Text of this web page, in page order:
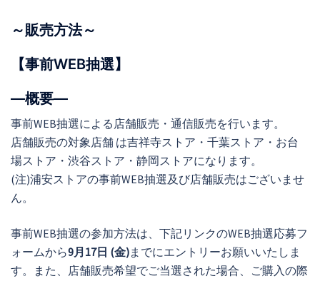
～販売方法～
【事前WEB抽選】
―概要―
事前WEB抽選による店舗販売・通信販売を行います。
店舗販売の対象店舗 は吉祥寺ストア・千葉ストア・お台
場ストア・渋谷ストア・静岡ストアになります。
(注)浦安ストアの事前WEB抽選及び店舗販売はございませ
ん。
事前WEB抽選の参加方法は、下記リンクのWEB抽選応募フ
ォームから9月17日 (金)までにエントリーお願いいたしま
す。また、店舗販売希望でご当選された場合、ご購入の際